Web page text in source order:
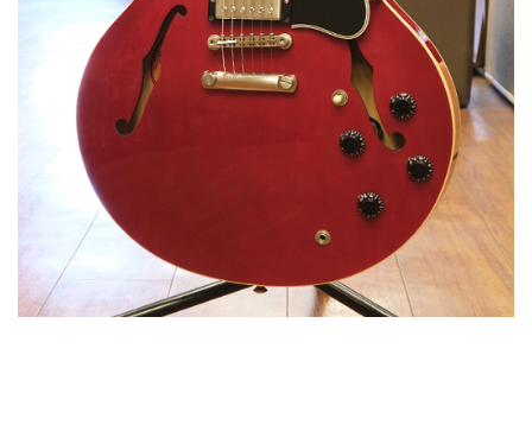
キーボード 電子ピアノ
その他楽器
アンプ エフェクター
DJ機器 DTM